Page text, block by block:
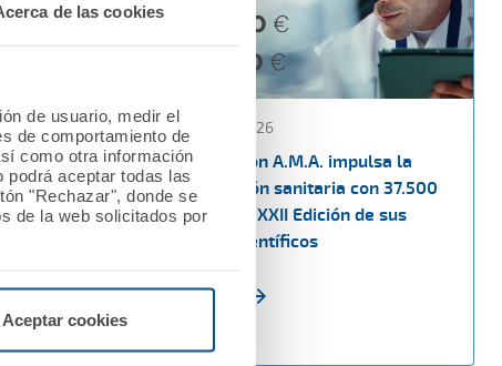
de las cookies
de usuario, medir el
de comportamiento de
como otra información
podrá aceptar todas las
"Rechazar", donde se
de la web solicitados por
Aceptar cookies
los
las
CTO
13 febrero 2026
La Fundación A.M.A. impulsa la
investigación sanitaria con 37.500
euros en la XXII Edición de sus
Premios Científicos
Ver noticia